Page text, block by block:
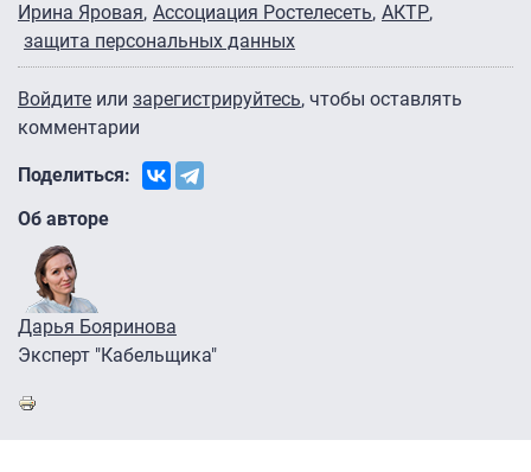
Ирина Яровая Ассоциация Ростелесеть АКТР
защита персональных данных
Войдите или зарегистрируйтесь, чтобы оставлять
комментарии
Поделиться:
Об авторе
Дарья Бояринова
Эксперт "Кабельщика"